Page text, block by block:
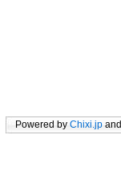
Powered by Chixi.jp and